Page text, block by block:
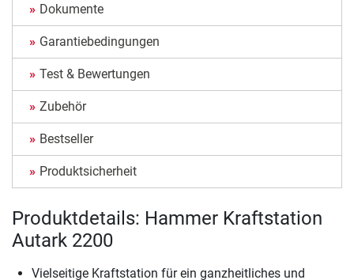
Dokumente
Garantiebedingungen
Test & Bewertungen
Zubehör
Bestseller
Produktsicherheit
Produktdetails: Hammer Kraftstation
Autark 2200
Vielseitige Kraftstation für ein ganzheitliches und